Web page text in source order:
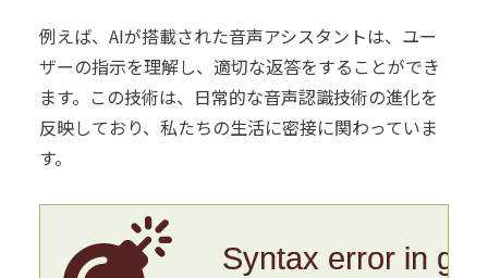
例えば、AIが搭載された音声アシスタントは、ユー
ザーの指示を理解し、適切な返答をすることができ
ます。この技術は、日常的な音声認識技術の進化を
反映しており、私たちの生活に密接に関わっていま
す。
Syntax error in